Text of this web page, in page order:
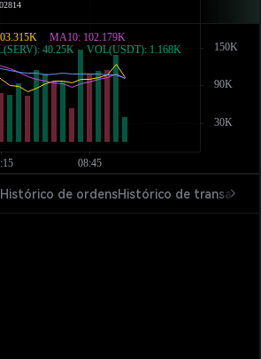
Histórico de ordensHistórico de transações